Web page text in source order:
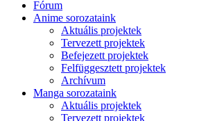
Fórum
Anime sorozataink
Aktuális projektek
Tervezett projektek
Befejezett projektek
Felfüggesztett projektek
Archívum
Manga sorozataink
Aktuális projektek
Tervezett projektek